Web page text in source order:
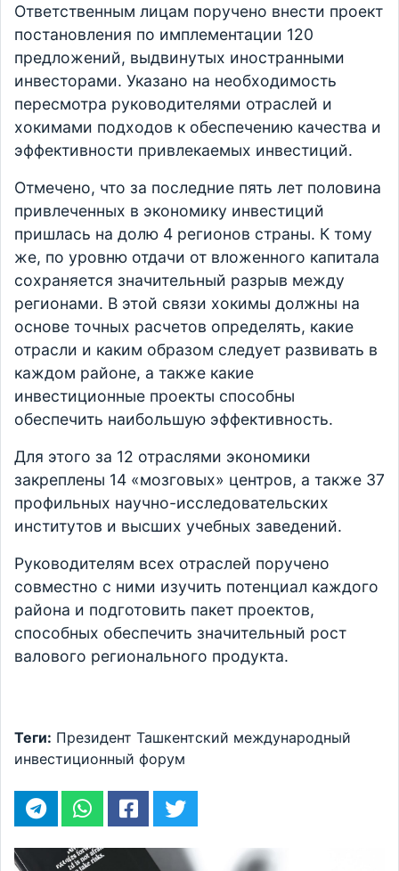
Ответственным лицам поручено внести проект
постановления по имплементации 120
предложений, выдвинутых иностранными
инвесторами. Указано на необходимость
пересмотра руководителями отраслей и
хокимами подходов к обеспечению качества и
эффективности привлекаемых инвестиций.
Отмечено, что за последние пять лет половина
привлеченных в экономику инвестиций
пришлась на долю 4 регионов страны. К тому
же, по уровню отдачи от вложенного капитала
сохраняется значительный разрыв между
регионами. В этой связи хокимы должны на
основе точных расчетов определять, какие
отрасли и каким образом следует развивать в
каждом районе, а также какие
инвестиционные проекты способны
обеспечить наибольшую эффективность.
Для этого за 12 отраслями экономики
закреплены 14 «мозговых» центров, а также 37
профильных научно-исследовательских
институтов и высших учебных заведений.
Руководителям всех отраслей поручено
совместно с ними изучить потенциал каждого
района и подготовить пакет проектов,
способных обеспечить значительный рост
валового регионального продукта.
Теги: Президент Ташкентский международный
инвестиционный форум